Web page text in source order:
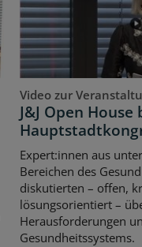
Video zur
J&J Open House
Expert:innen aus
Bereichen des
diskutierten – offen,
lösungsorientiert –
Herausforderungen
Gesundheitssystems.